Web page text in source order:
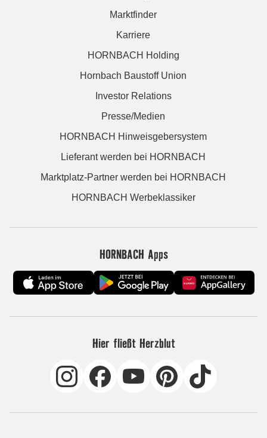
Marktfinder
Karriere
HORNBACH Holding
Hornbach Baustoff Union
Investor Relations
Presse/Medien
HORNBACH Hinweisgebersystem
Lieferant werden bei HORNBACH
Marktplatz-Partner werden bei HORNBACH
HORNBACH Werbeklassiker
HORNBACH Apps
Hier fließt Herzblut